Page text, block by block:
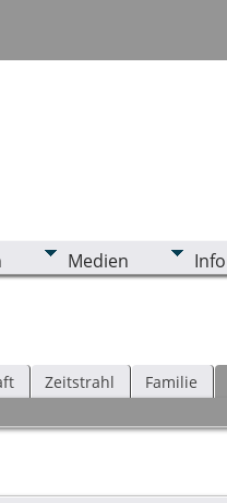
Medien Info
Zeitstrahl Familie